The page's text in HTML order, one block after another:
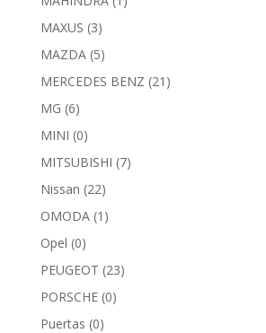
MAXUS (3)
MAZDA (5)
MERCEDES BENZ (21)
MG (6)
MINI (0)
MITSUBISHI (7)
Nissan (22)
OMODA (1)
Opel (0)
PEUGEOT (23)
PORSCHE (0)
Puertas (0)